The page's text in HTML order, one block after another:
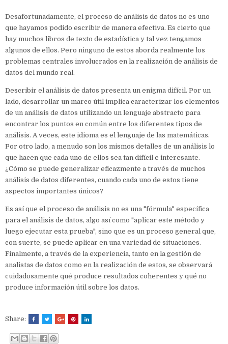
Desafortunadamente, el proceso de análisis de datos no es uno
que hayamos podido escribir de manera efectiva. Es cierto que
hay muchos libros de texto de estadística y tal vez tengamos
algunos de ellos. Pero ninguno de estos aborda realmente los
problemas centrales involucrados en la realización de análisis de
datos del mundo real.
Describir el análisis de datos presenta un enigma difícil. Por un
lado, desarrollar un marco útil implica caracterizar los elementos
de un análisis de datos utilizando un lenguaje abstracto para
encontrar los puntos en común entre los diferentes tipos de
análisis. A veces, este idioma es el lenguaje de las matemáticas.
Por otro lado, a menudo son los mismos detalles de un análisis lo
que hacen que cada uno de ellos sea tan difícil e interesante.
¿Cómo se puede generalizar eficazmente a través de muchos
análisis de datos diferentes, cuando cada uno de estos tiene
aspectos importantes únicos?
Es así que el proceso de análisis no es una "fórmula" específica
para el análisis de datos, algo así como "aplicar este método y
luego ejecutar esta prueba", sino que es un proceso general que,
con suerte, se puede aplicar en una variedad de situaciones.
Finalmente, a través de la experiencia, tanto en la gestión de
analistas de datos como en la realización de estos, se observará
cuidadosamente qué produce resultados coherentes y qué no
produce información útil sobre los datos.
Share: